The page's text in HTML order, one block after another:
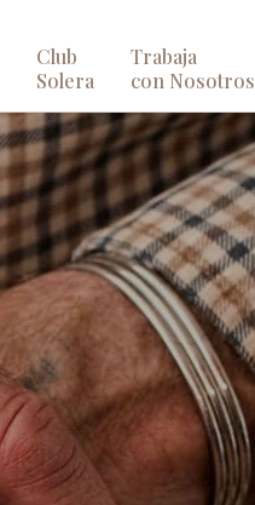
Club
Solera
Trabaja
con Nosotros